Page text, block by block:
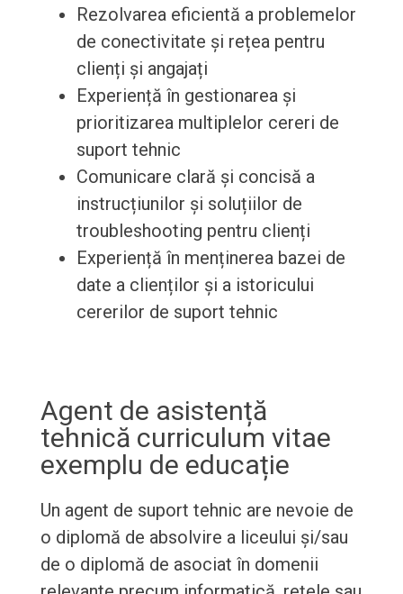
Rezolvarea eficientă a problemelor
de conectivitate și rețea pentru
clienți și angajați
Experiență în gestionarea și
prioritizarea multiplelor cereri de
suport tehnic
Comunicare clară și concisă a
instrucțiunilor și soluțiilor de
troubleshooting pentru clienți
Experiență în menținerea bazei de
date a clienților și a istoricului
cererilor de suport tehnic
Agent de asistență
tehnică curriculum vitae
exemplu de educație
Un agent de suport tehnic are nevoie de
o diplomă de absolvire a liceului și/sau
de o diplomă de asociat în domenii